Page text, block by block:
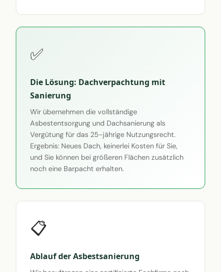
✅
Die Lösung: Dachverpachtung mit
Sanierung
Wir übernehmen die vollständige
Asbestentsorgung und Dachsanierung als
Vergütung für das 25-jährige Nutzungsrecht.
Ergebnis: Neues Dach, keinerlei Kosten für Sie,
und Sie können bei größeren Flächen zusätzlich
noch eine Barpacht erhalten.
📋
Ablauf der Asbestsanierung